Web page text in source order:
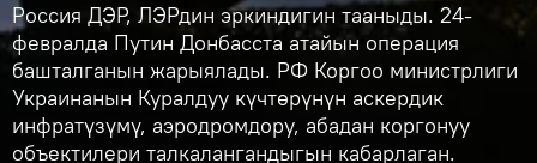
Россия ДЭР, ЛЭРдин эркиндигин тааныды. 24-
февралда Путин Донбасста атайын операция
башталганын жарыялады. РФ Коргоо министрлиги
Украинанын Куралдуу күчтөрүнүн аскердик
инфратүзүмү, аэродромдору, абадан коргонуу
объектилери талкалангандыгын кабарлаган.